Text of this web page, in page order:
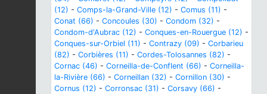
(12) - Comps-la-Grand-Ville (12) - Comus (11) -
Conat (66) - Concoules (30) - Condom (32) -
Condom-d'Aubrac (12) - Conques-en-Rouergue (12) -
Conques-sur-Orbiel (11) - Contrazy (09) - Corbarieu
(82) - Corbières (11) - Cordes-Tolosannes (82) -
Cornac (46) - Corneilla-de-Conflent (66) - Corneilla-
la-Rivière (66) - Corneillan (32) - Cornillon (30) -
Cornus (12) - Corronsac (31) - Corsavy (66) -